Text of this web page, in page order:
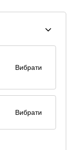
Вибрати
Вибрати